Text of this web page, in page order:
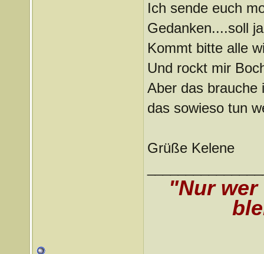
Ich sende euch
Gedanken....soll
Kommt bitte alle
Und rockt mir
Aber das brauche
das sowieso tun
Grüße Kelene
"Nur